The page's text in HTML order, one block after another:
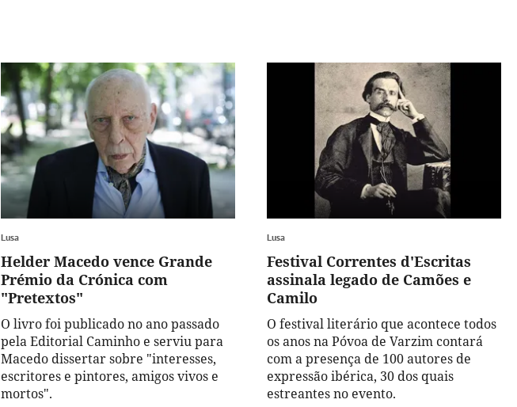
Lusa
Helder Macedo vence Grande
Prémio da Crónica com
"Pretextos"
O livro foi publicado no ano passado
pela Editorial Caminho e serviu para
Macedo dissertar sobre "interesses,
escritores e pintores, amigos vivos e
mortos".
Lusa
Festival Correntes d'Escritas
assinala legado de Camões e
Camilo
O festival literário que acontece todos
os anos na Póvoa de Varzim contará
com a presença de 100 autores de
expressão ibérica, 30 dos quais
estreantes no evento.